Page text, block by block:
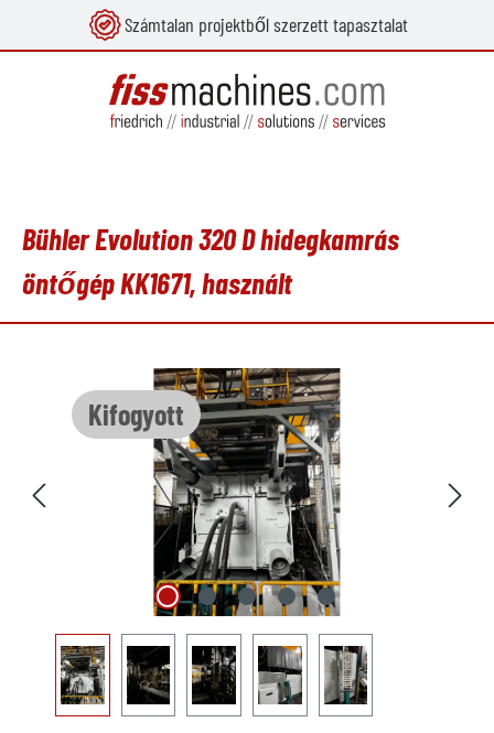
Számtalan projektből szerzett tapasztalat
Bühler Evolution 320 D hidegkamrás
öntőgép KK1671, használt
Kifogyott
Képgaléria kihagyása